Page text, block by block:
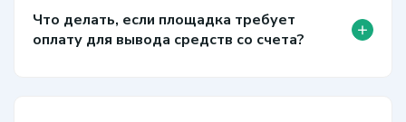
Что делать, если площадка требует
оплату для вывода средств со счета?
+